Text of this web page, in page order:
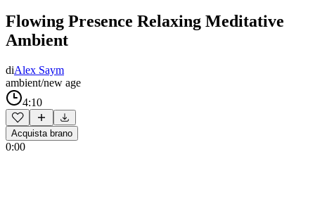
Flowing Presence Relaxing Meditative
Ambient
diAlex Saym
ambient/new age
4:10
Acquista brano
0:00